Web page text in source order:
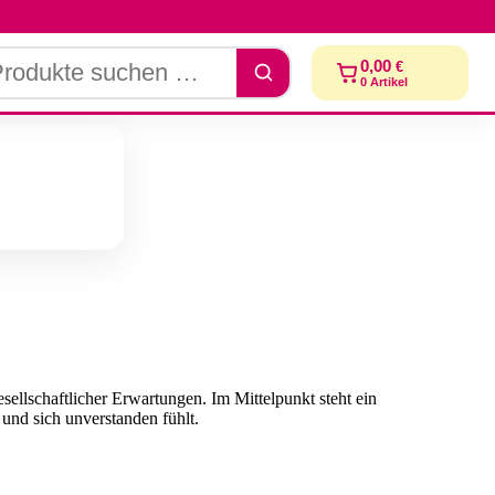
0,00 €
0Artikel
Erwartungen. Im Mittelpunkt steht ein
sich unverstanden fühlt.